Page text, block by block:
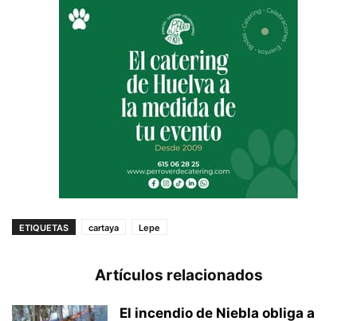
ETIQUETAS cartaya Lepe
Artículos relacionados
El incendio de Niebla obliga a